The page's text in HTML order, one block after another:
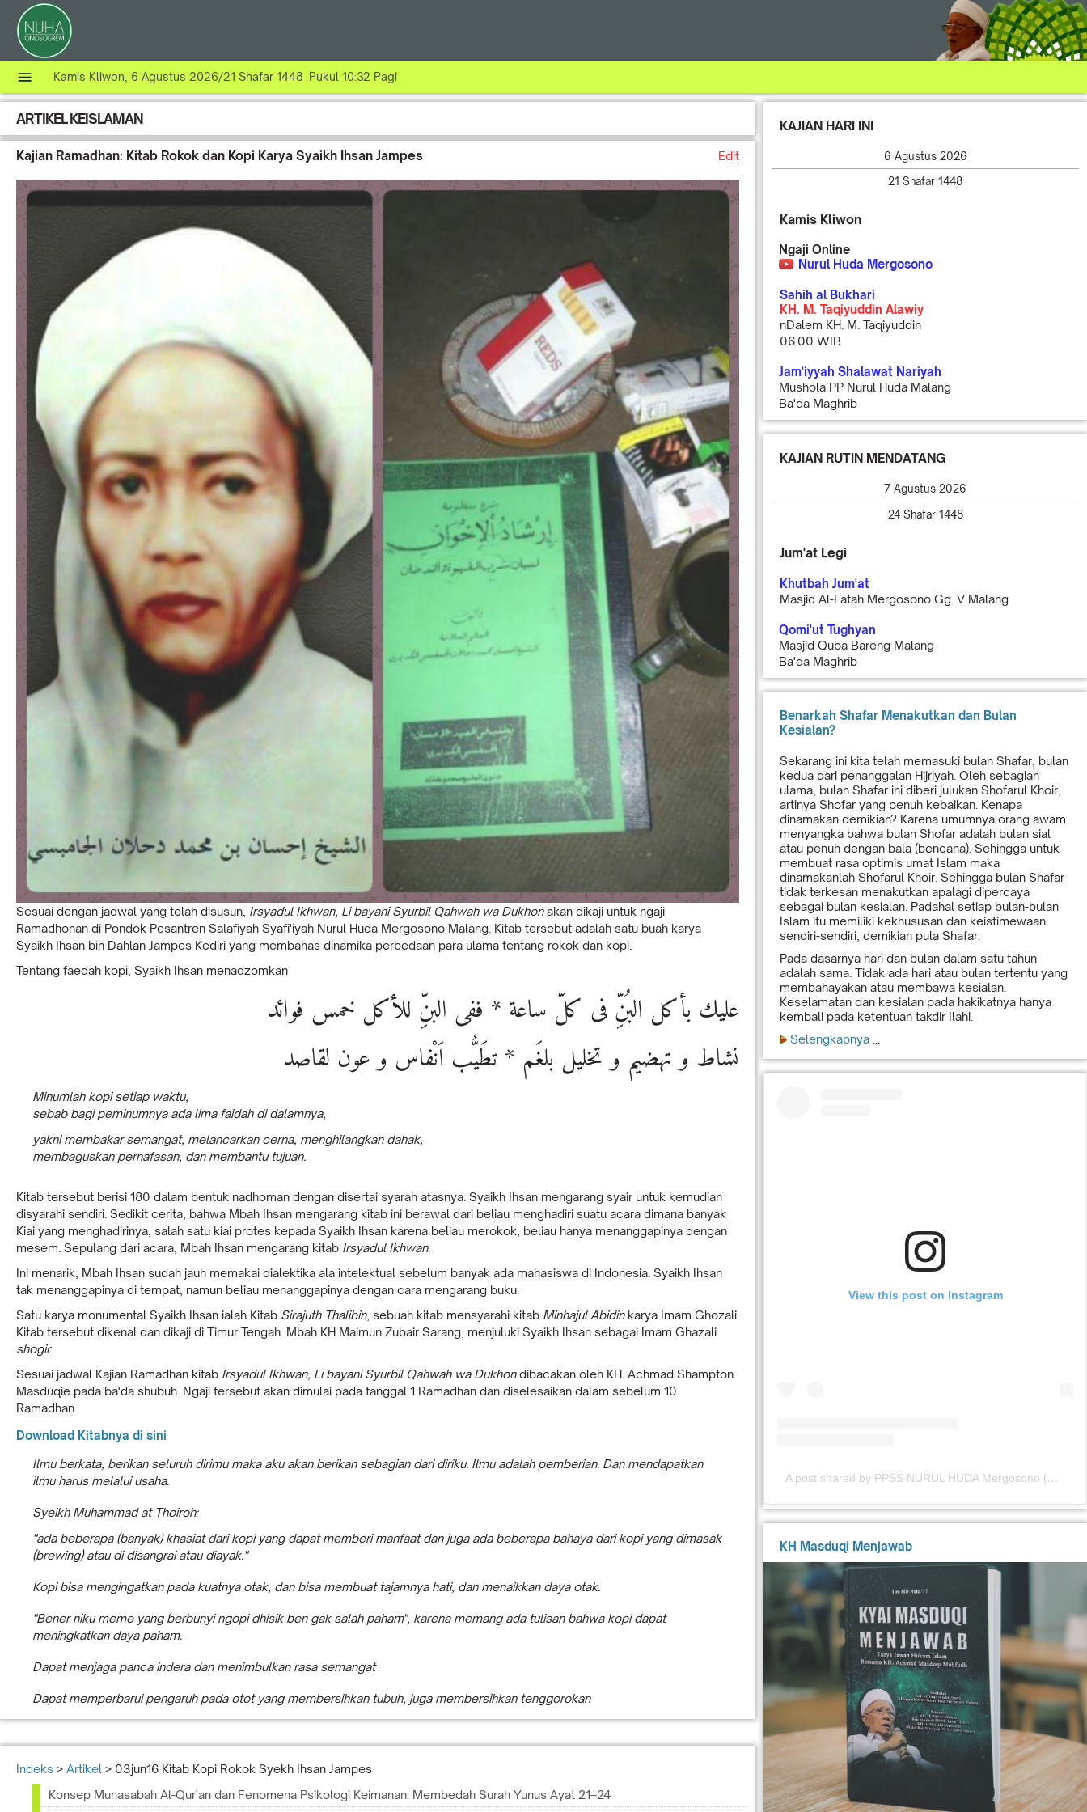
Kamis Kliwon, 6 Agustus 2026/21 Shafar 1448 Pukul 10:32 Pagi
ARTIKEL KEISLAMAN
Edit
Kajian Ramadhan: Kitab Rokok dan Kopi Karya Syaikh Ihsan Jampes
Sesuai dengan jadwal yang telah disusun, Irsyadul Ikhwan, Li bayani Syurbil Qahwah wa Dukhonakan dikaji untuk ngaji
Ramadhonan di Pondok Pesantren Salafiyah Syafi'iyah Nurul Huda Mergosono Malang. Kitab tersebut adalah satu buah karya
Syaikh Ihsan bin Dahlan Jampes Kediri yang membahas dinamika perbedaan para ulama tentang rokok dan kopi.
Tentang faedah kopi, Syaikh Ihsan menadzomkan
عليك بأكل البُنِّ فى كلّ ساعة * ففى البنِّ للأكل خمس فوائد
نشاط و تهضيم و تخليل بلغَم * تطَيُّب اَنْفاس و عون لقاصد
Minumlah kopi setiap waktu,
sebab bagi peminumnya ada lima faidah di dalamnya,
yakni membakar semangat, melancarkan cerna, menghilangkan dahak,
membaguskan pernafasan, dan membantu tujuan.
Kitab tersebut berisi 180 dalam bentuk nadhoman dengan disertai syarah atasnya. Syaikh Ihsan mengarang syair untuk kemudian
disyarahi sendiri. Sedikit cerita, bahwa Mbah Ihsan mengarang kitab ini berawal dari beliau menghadiri suatu acara dimana banyak
Kiai yang menghadirinya, salah satu kiai protes kepada Syaikh Ihsan karena beliau merokok, beliau hanya menanggapinya dengan
mesem. Sepulang dari acara, Mbah Ihsan mengarang kitab Irsyadul Ikhwan.
Ini menarik, Mbah Ihsan sudah jauh memakai dialektika ala intelektual sebelum banyak ada mahasiswa di Indonesia. Syaikh Ihsan
tak menanggapinya di tempat, namun beliau menanggapinya dengan cara mengarang buku.
Satu karya monumental Syaikh Ihsan ialah Kitab Sirajuth Thalibin, sebuah kitab mensyarahi kitab Minhajul Abidin karya Imam Ghozali.
Kitab tersebut dikenal dan dikaji di Timur Tengah. Mbah KH Maimun Zubair Sarang, menjuluki Syaikh Ihsan sebagai Imam Ghazali
shogir.
Sesuai jadwal Kajian Ramadhan kitab Irsyadul Ikhwan, Li bayani Syurbil Qahwah wa Dukhondibacakan oleh KH. Achmad Shampton
Masduqie pada ba'da shubuh. Ngaji tersebut akan dimulai pada tanggal 1 Ramadhan dan diselesaikan dalam sebelum 10
Ramadhan.
Download Kitabnya di sini
Ilmu berkata, berikan seluruh dirimu maka aku akan berikan sebagian dari diriku. Ilmu adalah pemberian. Dan mendapatkan
ilmu harus melalui usaha.
Syeikh Muhammad at Thoiroh:
"ada beberapa (banyak) khasiat dari kopi yang dapat memberi manfaat dan juga ada beberapa bahaya dari kopi yang dimasak
(brewing) atau di disangrai atau diayak."
Kopi bisa mengingatkan pada kuatnya otak, dan bisa membuat tajamnya hati, dan menaikkan daya otak.
"Bener niku meme yang berbunyi ngopi dhisik ben gak salah paham", karena memang ada tulisan bahwa kopi dapat
meningkatkan daya paham.
Dapat menjaga panca indera dan menimbulkan rasa semangat
Dapat memperbarui pengaruh pada otot yang membersihkan tubuh, juga membersihkan tenggorokan
Indeks > Artikel > 03jun16 Kitab Kopi Rokok Syekh Ihsan Jampes
Konsep Munasabah Al-Qur'an dan Fenomena Psikologi Keimanan: Membedah Surah Yunus Ayat 21–24
KAJIAN HARI INI
6 Agustus 2026
21 Shafar 1448
Kamis Kliwon
Ngaji Online
Nurul Huda Mergosono
Sahih al Bukhari
KH. M. Taqiyuddin Alawiy
nDalem KH. M. Taqiyuddin
06.00 WIB
Jam'iyyah Shalawat Nariyah
Mushola PP Nurul Huda Malang
Ba'da Maghrib
KAJIAN RUTIN MENDATANG
7 Agustus 2026
24 Shafar 1448
Jum'at Legi
Khutbah Jum'at
Masjid Al-Fatah Mergosono Gg. V Malang
Qomi'ut Tughyan
Masjid Quba Bareng Malang
Ba'da Maghrib
Benarkah Shafar Menakutkan dan Bulan
Kesialan?
Sekarang ini kita telah memasuki bulan Shafar, bulan
kedua dari penanggalan Hijriyah. Oleh sebagian
ulama, bulan Shafar ini diberi julukan Shofarul Khoir,
artinya Shofar yang penuh kebaikan. Kenapa
dinamakan demikian? Karena umumnya orang awam
menyangka bahwa bulan Shofar adalah bulan sial
atau penuh dengan bala (bencana). Sehingga untuk
membuat rasa optimis umat Islam maka
dinamakanlah Shofarul Khoir. Sehingga bulan Shafar
tidak terkesan menakutkan apalagi dipercaya
sebagai bulan kesialan. Padahal setiap bulan-bulan
Islam itu memiliki kekhususan dan keistimewaan
sendiri-sendiri, demikian pula Shafar.
Pada dasarnya hari dan bulan dalam satu tahun
adalah sama. Tidak ada hari atau bulan tertentu yang
membahayakan atau membawa kesialan.
Keselamatan dan kesialan pada hakikatnya hanya
kembali pada ketentuan takdir Ilahi.
Selengkapnya
View this post on Instagram
KH Masduqi Menjawab